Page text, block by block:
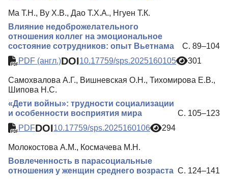
Ма Т.Н., Ву Х.В., Дао Т.Х.А., Нгуен Т.К.
Влияние недоброжелательного
отношения коллег на эмоциональное
состояние сотрудников: опыт Вьетнама
С. 89–104
PDF (англ.)DOI10.17759/sps.2025160105 301
Самохвалова А.Г., Вишневская О.Н., Тихомирова Е.В.,
Шипова Н.С.
«Дети войны»: трудности социализации
и особенности восприятия мира
С. 105–123
PDFDOI10.17759/sps.2025160106 294
Молокостова А.М., Космачева М.Н.
Вовлеченность в парасоциальные
отношения у женщин среднего возраста С. 124–141